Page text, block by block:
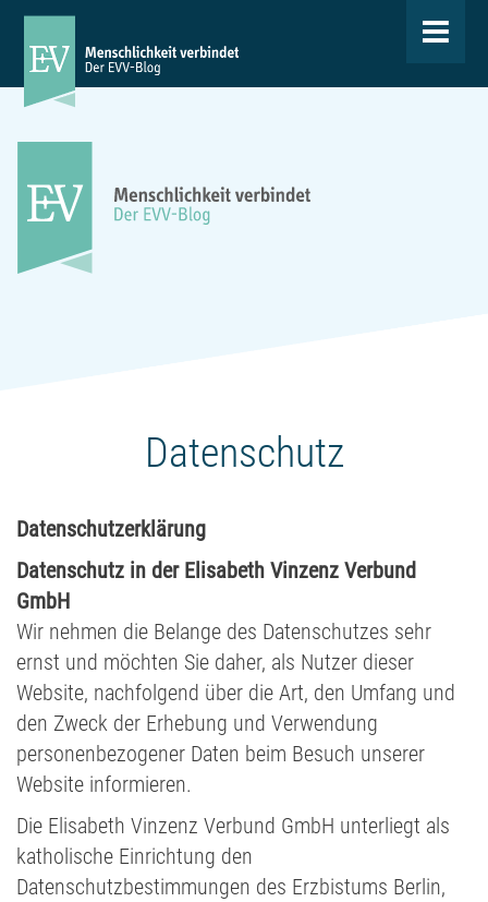
Toggle
Datenschutz
Datenschutzerklärung
Datenschutz in der Elisabeth Vinzenz Verbund
GmbH
Wir nehmen die Belange des Datenschutzes sehr
ernst und möchten Sie daher, als Nutzer dieser
Website, nachfolgend über die Art, den Umfang und
den Zweck der Erhebung und Verwendung
personenbezogener Daten beim Besuch unserer
Website informieren.
Die Elisabeth Vinzenz Verbund GmbH unterliegt als
katholische Einrichtung den
Datenschutzbestimmungen des Erzbistums Berlin,